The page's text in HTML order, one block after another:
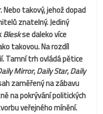
takový, jehož dopad
znatelný. Jediný
Bleskse daleko více
takovou. Na rozdíl
Tamní trh ovládá pětice
Mirror,Daily Star,Daily
zaměřený na zábavu
na pokrývání politických
veřejného mínění.